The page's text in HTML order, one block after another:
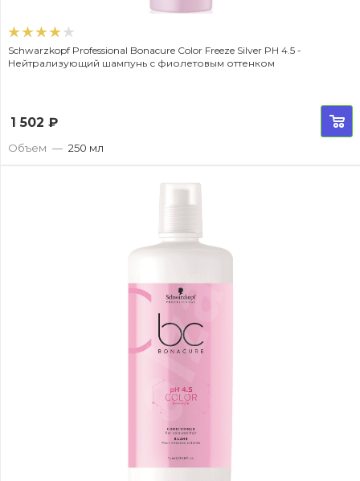
Schwarzkopf Professional Bonacure Color Freeze Silver PH 4.5 -
Нейтрализующий шампунь с фиолетовым оттенком
1 502 ₽
Объем — 250 мл